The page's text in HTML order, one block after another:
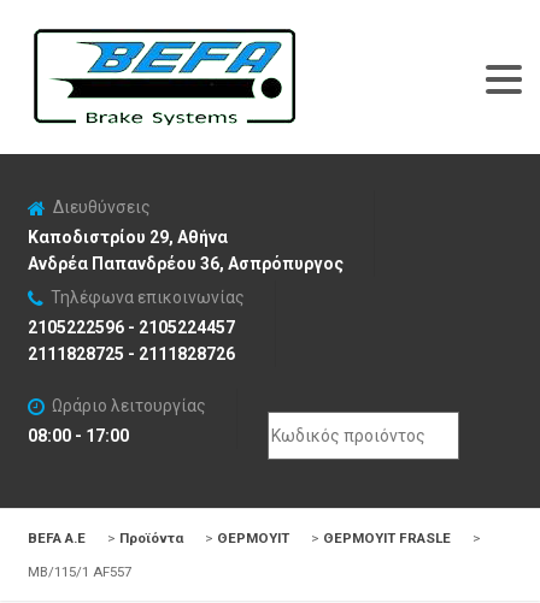
Διευθύνσεις
Καποδιστρίου 29, Αθήνα
Ανδρέα Παπανδρέου 36, Ασπρόπυργος
Τηλέφωνα επικοινωνίας
2105222596 - 2105224457
2111828725 - 2111828726
Ωράριο λειτουργίας
08:00 - 17:00
Search
for:
BEFA Α.Ε > Προϊόντα > ΘΕΡΜΟΥΙΤ > ΘΕΡΜΟΥΙΤ FRASLE
>
MB/115/1 AF557